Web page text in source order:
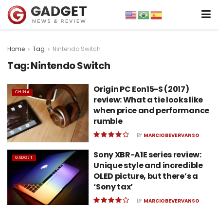
Home Tag Nintendo Switch
Tag:Nintendo Switch
CHINA
Origin PC Eon15-S (2017)
review: What a tie looks like
when price and performance
rumble
BY MARCIOBEVERVANSO
GADGET
Sony XBR-A1E series review:
Unique style and incredible
OLED picture, but there’s a
‘Sony tax’
BY MARCIOBEVERVANSO